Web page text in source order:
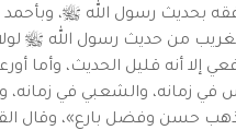
بحديث رسول الله ﷺ،
من حديث رسول الله ﷺ
إلا أنه قليل الحديث، وأما
زمانه، والشعبي في زمانه،
حسن وفضل بارع»، وقال